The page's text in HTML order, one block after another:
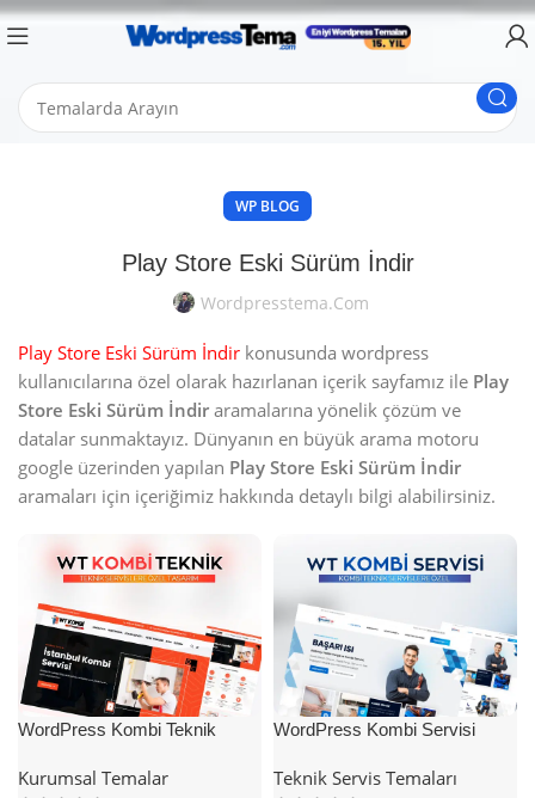
WP BLOG
Play Store Eski Sürüm İndir
Wordpresstema.com
Play Store Eski Sürüm İndir konusunda wordpress
kullanıcılarına özel olarak hazırlanan içerik sayfamız ile Play
Store Eski Sürüm İndir aramalarına yönelik çözüm ve
datalar sunmaktayız. Dünyanın en büyük arama motoru
google üzerinden yapılan Play Store Eski Sürüm İndir
aramaları için içeriğimiz hakkında detaylı bilgi alabilirsiniz.
WordPress Kombi Teknik
Kurumsal Temalar
WordPress Kombi Servisi
Teknik Servis Temaları